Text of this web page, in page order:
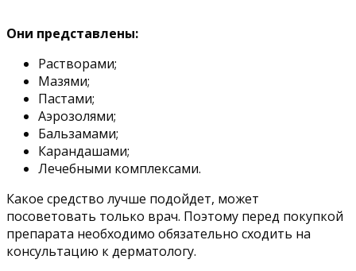
Они представлены:
Растворами;
Мазями;
Пастами;
Аэрозолями;
Бальзамами;
Карандашами;
Лечебными комплексами.
Какое средство лучше подойдет, может
посоветовать только врач. Поэтому перед покупкой
препарата необходимо обязательно сходить на
консультацию к дерматологу.